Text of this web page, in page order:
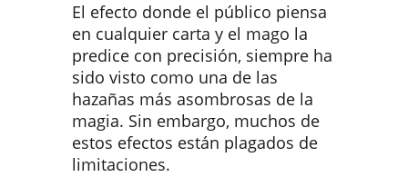
El efecto donde el público piensa
en cualquier carta y el mago la
predice con precisión, siempre ha
sido visto como una de las
hazañas más asombrosas de la
magia. Sin embargo, muchos de
estos efectos están plagados de
limitaciones.